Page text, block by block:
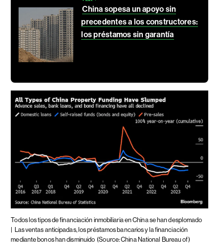
China sopesa un apoyo sin
precedentes a los constructores:
los préstamos sin garantía
Todos los tipos de financiación inmobiliaria en China se han desplomado
Las ventas anticipadas, los préstamos bancarios y la financiación
mediante bonos han disminuido (Source: China National Bureau of)